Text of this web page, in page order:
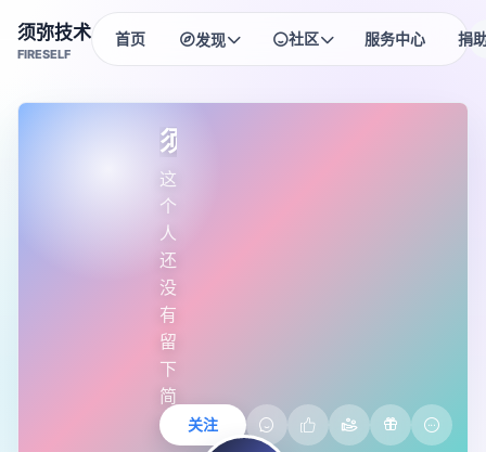
须弥技术
FIRESELF
首页 发现
每日奖励领不停~
匿名树洞
把心事贴成便签
头衔商城
头衔购买与佩戴
社区 服务中心 捐
这
个
人
还
没
有
留
下
简
介
关注